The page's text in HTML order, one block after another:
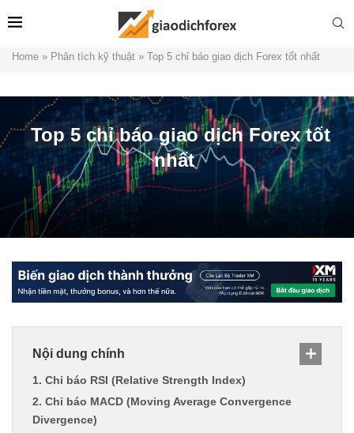
Home » Phân tích kỹ thuật » Top 5 chỉ báo giao dịch Forex tốt nhất
Top 5 chỉ báo giao dịch Forex tốt
nhất
Nội dung chính
1. Chỉ báo RSI (Relative Strength Index)
2. Chỉ báo MACD (Moving Average Convergence
Divergence)